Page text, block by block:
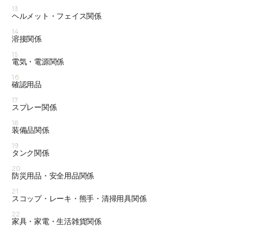
13
ヘルメット・フェイス関係
14
溶接関係
15
電気・電源関係
16
確認用品
17
スプレー関係
18
装備品関係
19
タンク関係
20
防災用品・安全用品関係
21
スコップ・レーキ・熊手・清掃用具関係
22
家具・家電・生活雑貨関係